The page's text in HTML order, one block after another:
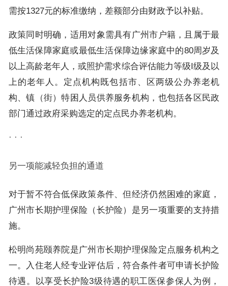
需按1327元的标准缴纳，差额部分由财政予以补贴。
政策同时明确，适用对象需具有广州市户籍，且属于最
低生活保障家庭或最低生活保障边缘家庭中的80周岁及
以上高龄老年人，或照护需求综合评估能力等级I级及以
上的老年人。定点机构既包括市、区两级公办养老机
构、镇（街）特困人员供养服务机构，也包括各区民政
部门通过政府采购选定的定点民办养老机构。
· · ·
另一项能减轻负担的通道
对于暂不符合低保政策条件、但经济仍然困难的家庭，
广州市长期护理保险（长护险）是另一项重要的支持措
施。
松明尚苑颐养院是广州市长期护理保险定点服务机构之
一。入住老人经专业评估后，符合条件者可申请长护险
待遇。以享受长护险3级待遇的职工医保参保人为例，